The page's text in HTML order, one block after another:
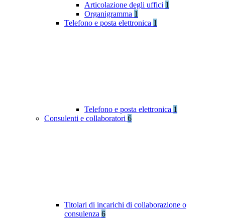
Articolazione degli uffici 1
Organigramma 1
Telefono e posta elettronica 1
Telefono e posta elettronica 1
Consulenti e collaboratori 6
Titolari di incarichi di collaborazione o
consulenza 6